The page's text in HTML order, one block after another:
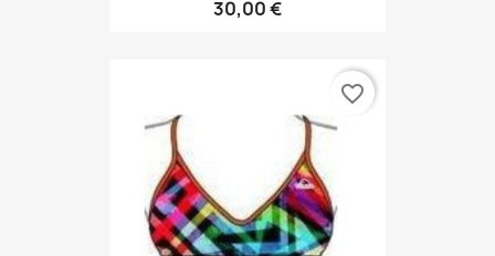
30,00 €
favorite_border